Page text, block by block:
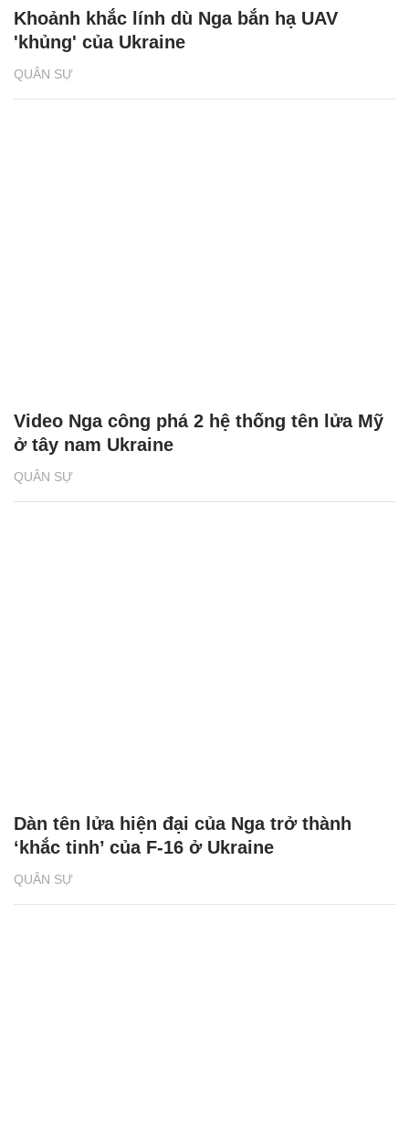
QUÂN SỰ
Khoảnh khắc lính dù Nga bắn hạ UAV
'khủng' của Ukraine
QUÂN SỰ
Video Nga công phá 2 hệ thống tên lửa Mỹ
ở tây nam Ukraine
QUÂN SỰ
Dàn tên lửa hiện đại của Nga trở thành
‘khắc tinh’ của F-16 ở Ukraine